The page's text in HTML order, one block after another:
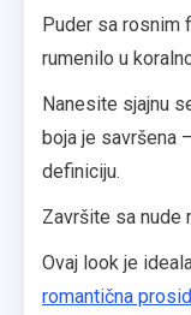
Puder sa rosnim
rumenilo u
Nanesite sjajnu
boja je savršena
definiciju.
Završite sa nude
Ovaj look je
romantična